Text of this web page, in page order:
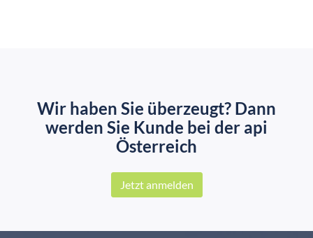
Wir haben Sie überzeugt? Dann
werden Sie Kunde bei der api
Österreich
Jetzt anmelden